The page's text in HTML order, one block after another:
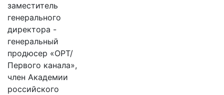
заместитель
генерального
директора -
генеральный
продюсер «ОРТ/
Первого канала»,
член Академии
российского